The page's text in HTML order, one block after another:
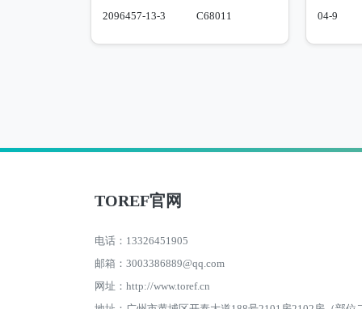
2096457-13-3
C68011
04-9
TOREF官网
电话：13326451905
邮箱：3003386889@qq.com
网址：http://www.toref.cn